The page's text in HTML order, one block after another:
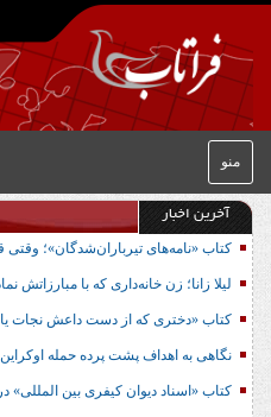
منو
آخرین اخبار
کتاب «نامه‌های تیرباران‌شدگان»؛
لیلا زانا؛ زن خانه‌داری که با
کتاب «دختری که از دست داعش نجات
نگاهی به اهداف پشت پرده حمله اوکراین
کتاب «اسناد دیوان کیفری بین المللی»